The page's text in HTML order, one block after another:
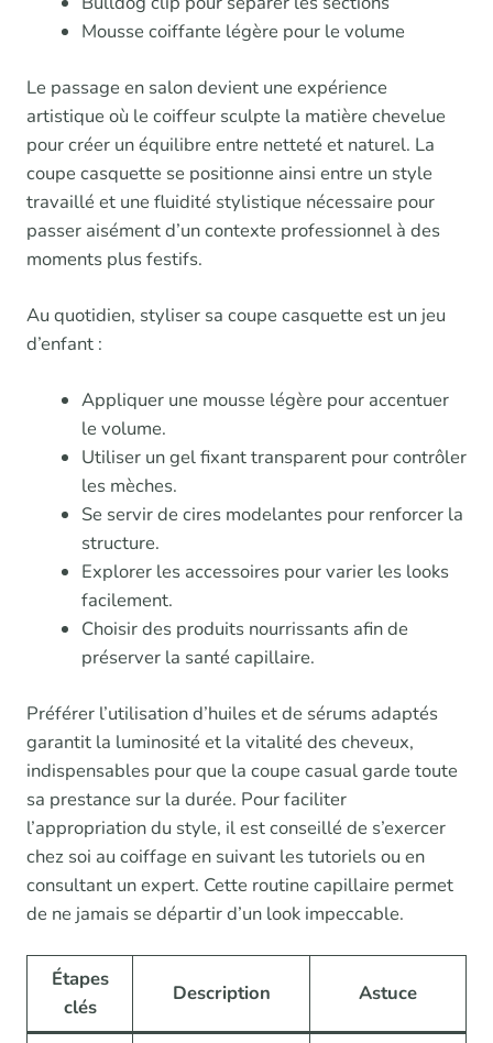
Mousse coiffante légère pour le volume
Le passage en salon devient une expérience
artistique où le coiffeur sculpte la matière chevelue
pour créer un équilibre entre netteté et naturel. La
coupe casquette se positionne ainsi entre un style
travaillé et une fluidité stylistique nécessaire pour
passer aisément d’un contexte professionnel à des
moments plus festifs.
Au quotidien, styliser sa coupe casquette est un jeu
d’enfant :
Appliquer une mousse légère pour accentuer
le volume.
Utiliser un gel fixant transparent pour contrôler
les mèches.
Se servir de cires modelantes pour renforcer la
structure.
Explorer les accessoires pour varier les looks
facilement.
Choisir des produits nourrissants afin de
préserver la santé capillaire.
Préférer l’utilisation d’huiles et de sérums adaptés
garantit la luminosité et la vitalité des cheveux,
indispensables pour que la coupe casual garde toute
sa prestance sur la durée. Pour faciliter
l’appropriation du style, il est conseillé de s’exercer
chez soi au coiffage en suivant les tutoriels ou en
consultant un expert. Cette routine capillaire permet
de ne jamais se départir d’un look impeccable.
Étapes
clés
Description Astuce